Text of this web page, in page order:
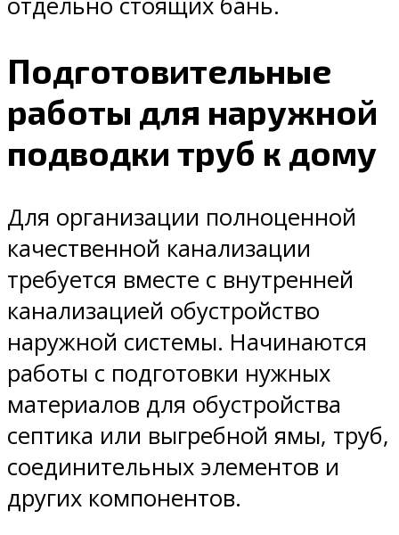
Подготовительные
работы для наружной
подводки труб к дому
Для организации полноценной
качественной канализации
требуется вместе с внутренней
канализацией обустройство
наружной системы. Начинаются
работы с подготовки нужных
материалов для обустройства
септика или выгребной ямы, труб,
соединительных элементов и
других компонентов.